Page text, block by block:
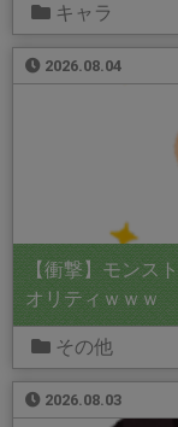
キャラ
2026.08.04
【衝撃】モンス
オリティｗｗｗ
その他
2026.08.03